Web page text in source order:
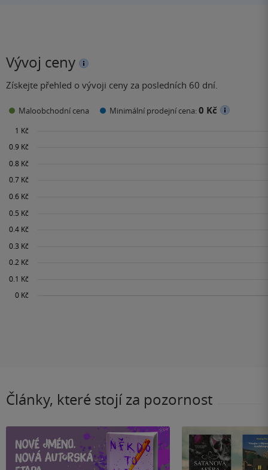
Vývoj ceny
Získejte přehled o vývoji ceny za posledních 60 dní.
Maloobchodní cena Minimální prodejní cena:0 Kč
Články, které stojí za pozornost